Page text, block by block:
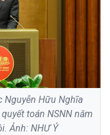
Nguyễn Hữu Nghĩa
toán NSNN năm
Ảnh: NHƯ Ý